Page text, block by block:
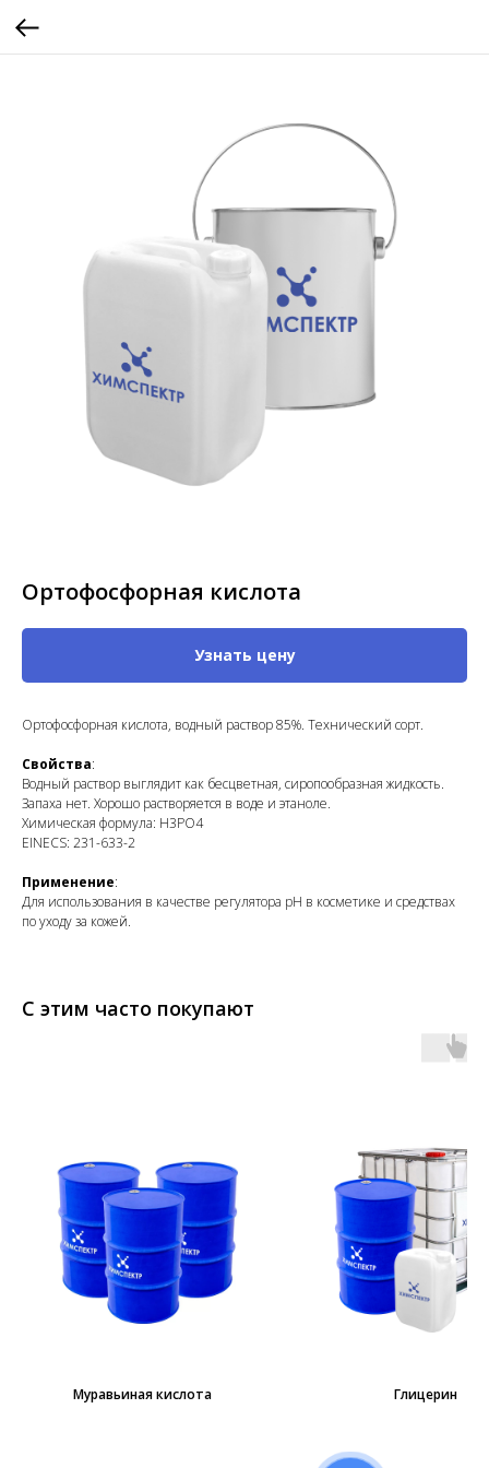
Ортофосфорная кислота
Узнать цену
Ортофосфорная кислота, водный раствор 85%. Технический сорт.
Свойства:
Водный раствор выглядит как бесцветная, сиропообразная жидкость.
Запаха нет. Хорошо растворяется в воде и этаноле.
Химическая формула: H3PO4
EINECS: 231-633-2
Применение:
Для использования в качестве регулятора pH в косметике и средствах
по уходу за кожей.
С этим часто покупают
Муравьиная кислота Глицерин